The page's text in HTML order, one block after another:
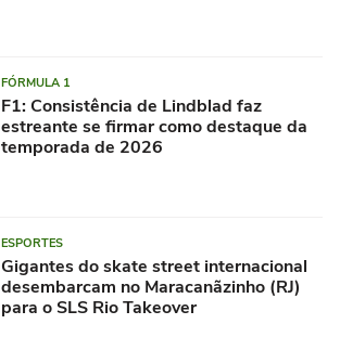
FÓRMULA 1
F1: Consistência de Lindblad faz
estreante se firmar como destaque da
temporada de 2026
ESPORTES
Gigantes do skate street internacional
desembarcam no Maracanãzinho (RJ)
para o SLS Rio Takeover